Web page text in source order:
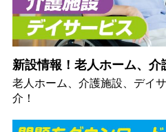
新設情報！老人ホーム、
老人ホーム、介護施設、デイ
介！